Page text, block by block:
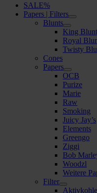
SALE%
Papers | Filters
Blunts
King
Royal
Twisty
Cones
Papers
OCB
Purize
Marie
Raw
Smoking
Juicy Jay’s
Elements
Greengo
Ziggi
Bob
Woodzl
Weitere
Filter